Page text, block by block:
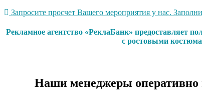
Запросите просчет Вашего мероприятия у нас.
Рекламное агентство «РеклаБанк» предоставляет
с ростовыми
Наши менеджеры оперативно